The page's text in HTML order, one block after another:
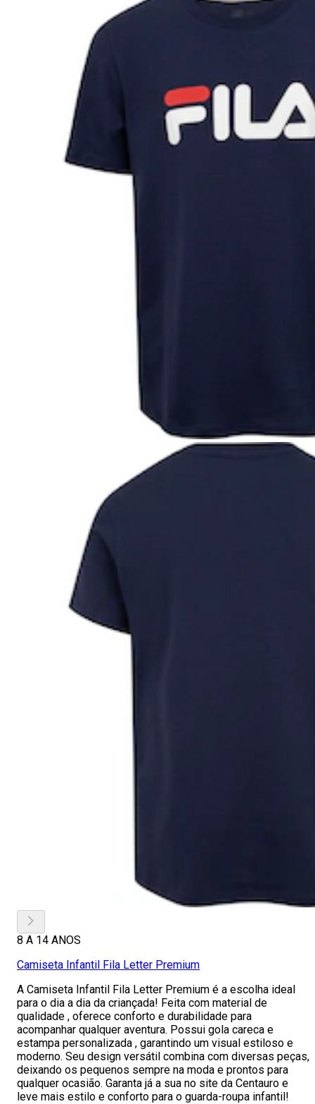
8 A 14 ANOS
Camiseta Infantil Fila Letter Premium
A Camiseta Infantil Fila Letter Premium é a escolha ideal
para o dia a dia da criançada! Feita com material de
qualidade , oferece conforto e durabilidade para
acompanhar qualquer aventura. Possui gola careca e
estampa personalizada , garantindo um visual estiloso e
moderno. Seu design versátil combina com diversas peças,
deixando os pequenos sempre na moda e prontos para
qualquer ocasião. Garanta já a sua no site da Centauro e
leve mais estilo e conforto para o guarda-roupa infantil!